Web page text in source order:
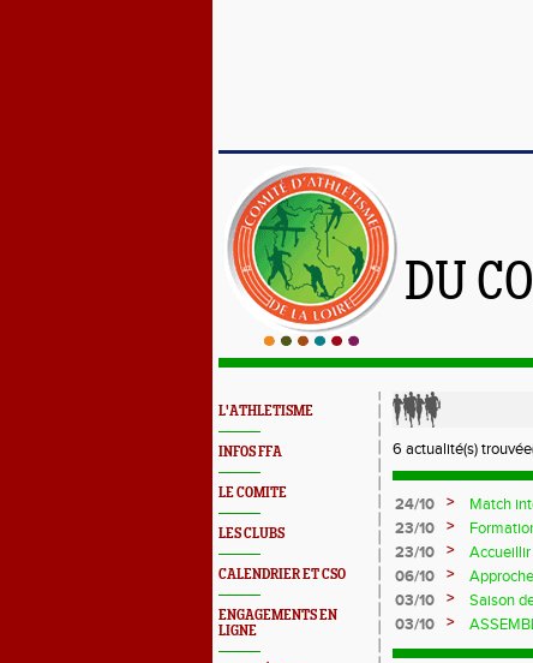
DU
L'ATHLETISME
INFOS FFA
LE COMITE
LES CLUBS
CALENDRIER ET CSO
ENGAGEMENTS EN
LIGNE
6 actualité(s)
24/10 >
Match
23/10
>
23/10
>
06/10 >
Trail
03/10 >
Saison
03/10
>